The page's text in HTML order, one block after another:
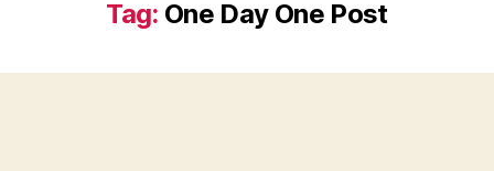
Tag: One Day One Post